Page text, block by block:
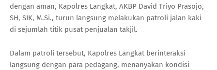
dengan aman, Kapolres Langkat, AKBP David Triyo Prasojo,
SH, SIK, M.Si., turun langsung melakukan patroli jalan kaki
di sejumlah titik pusat penjualan takjil.
Dalam patroli tersebut, Kapolres Langkat berinteraksi
langsung dengan para pedagang, menanyakan kondisi